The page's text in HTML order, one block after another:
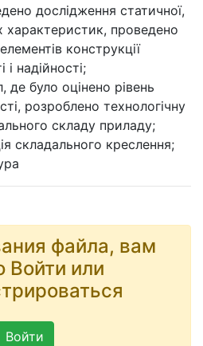
дослідження статичної,
характеристик, проведено
конструкції
надійності;
де було оцінено рівень
розроблено технологічну
складу приладу;
складального креслення;
файла, вам
Войти или
Войти